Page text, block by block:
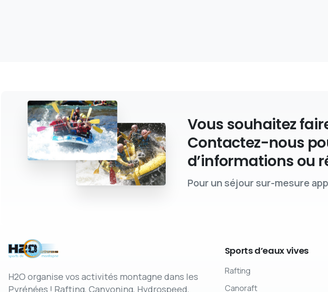
Vous souhaitez
Contactez-nous
d’informations ou
Pour un séjour sur-mesure
H2O organise vos activités montagne dans les
Pyrénées ! Rafting, Canyoning, Hydrospeed,
Sportsd’eauxvives
Rafting
Canoraft